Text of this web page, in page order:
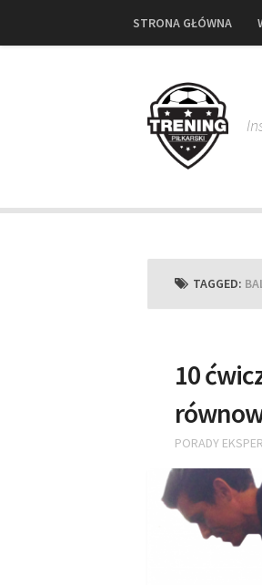
STRONA GŁÓWNA
TAGGED:
10
PORADY